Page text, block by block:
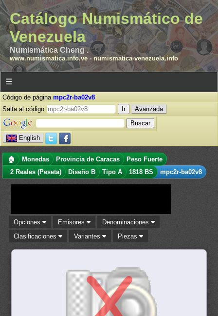
Catálogo Numismático de
Venezuela
Numismática Cheng .
www.numismatica.info.ve- numismatica-venezuela.info
☰
Código de página mpc2r-ba02v8
Salta al código
Avanzada
English
🏠 Monedas Provincia de Caracas
Peso Fuerte
2 Reales (Peseta)
Diseño B Tipo A 1818 BS mpc2r-ba02v8
Opciones Emisores
Denominaciones
Clasificaciones
Variantes Piezas